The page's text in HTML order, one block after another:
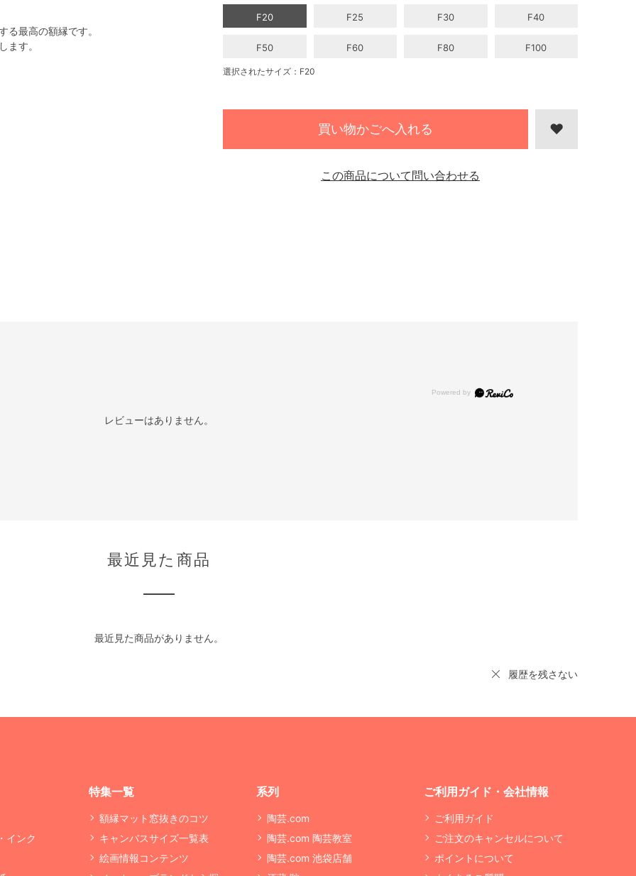
る最高の額縁です。
ます。
F20 F25 F30 F40
F50 F60 F80 F100
選択されたサイズ：F20
買い物かごへ入れる
この商品について問い合わせる
レビューはありません。
最近見た商品
最近見た商品がありません。
履歴を残さない
インク
特集一覧
額縁マット窓抜きのコツ
キャンバスサイズ一覧表
絵画情報コンテンツ
系列
陶芸.com
陶芸.com 陶芸教室
陶芸.com 池袋店舗
ご利用ガイド・会社情報
ご利用ガイド
ご注文のキャンセルについて
ポイントについて